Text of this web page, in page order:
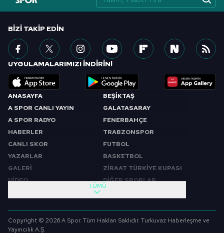
ANASAYFA
A SPOR CANLI YAYIN
A SPOR RADYO
HABERLER
CANLI SKOR
YAZARLAR
GALERİ
VİDEO
BEŞİKTAŞ
GALATASARAY
FENERBAHÇE
TRABZONSPOR
FUTBOL
BASKETBOL
ZİRAAT TÜRKİYE KUPASI
DİĞER SPORLAR
SABAH SPORU
SPOR GÜNDEMİ
FUTBOL
TÜMÜ
BIZI TAKIP EDIN
UYGULAMALARIMIZI İNDİRİN!
Copyright © 2026 A Spor. Tüm Hakları Saklıdır. Turkuvaz Haberleşme ve
Yayıncılık A.Ş.